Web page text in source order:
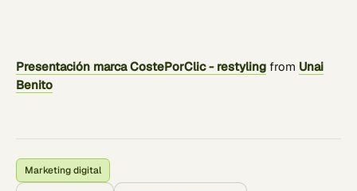
Presentación marca CostePorClic - restyling from Unai
Benito
Marketing digital